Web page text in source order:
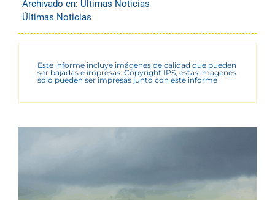
Archivado en: Últimas Noticias
Últimas Noticias
Este informe incluye imágenes de calidad que pueden
ser bajadas e impresas. Copyright IPS, estas imágenes
sólo pueden ser impresas junto con este informe